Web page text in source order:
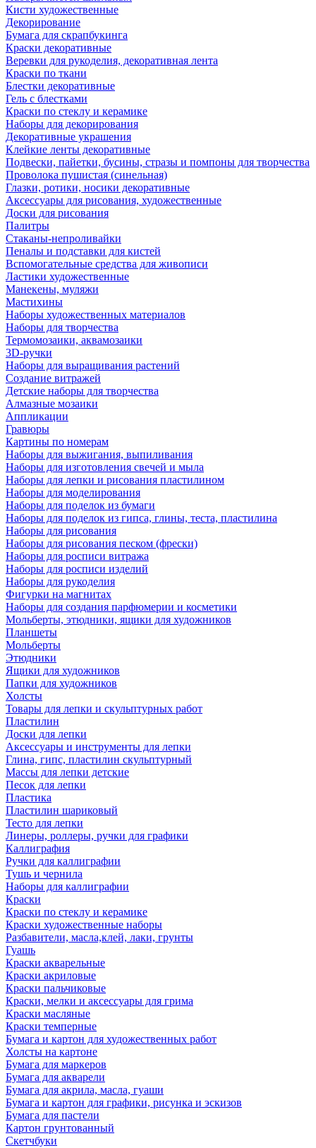
Кисти художественные
Декорирование
Бумага для скрапбукинга
Краски декоративные
Веревки для рукоделия, декоративная лента
Краски по ткани
Блестки декоративные
Гель с блестками
Краски по стеклу и керамике
Наборы для декорирования
Декоративные украшения
Клейкие ленты декоративные
Подвески, пайетки, бусины, стразы и помпоны для творчества
Проволока пушистая (синельная)
Глазки, ротики, носики декоративные
Аксессуары для рисования, художественные
Доски для рисования
Палитры
Стаканы-непроливайки
Пеналы и подставки для кистей
Вспомогательные средства для живописи
Ластики художественные
Манекены, муляжи
Мастихины
Наборы художественных материалов
Наборы для творчества
Термомозаики, аквамозаики
3D-ручки
Наборы для выращивания растений
Создание витражей
Детские наборы для творчества
Алмазные мозаики
Аппликации
Гравюры
Картины по номерам
Наборы для выжигания, выпиливания
Наборы для изготовления свечей и мыла
Наборы для лепки и рисования пластилином
Наборы для моделирования
Наборы для поделок из бумаги
Наборы для поделок из гипса, глины, теста, пластилина
Наборы для рисования
Наборы для рисования песком (фрески)
Наборы для росписи витража
Наборы для росписи изделий
Наборы для рукоделия
Фигурки на магнитах
Наборы для создания парфюмерии и косметики
Мольберты, этюдники, ящики для художников
Планшеты
Мольберты
Этюдники
Ящики для художников
Папки для художников
Холсты
Товары для лепки и скульптурных работ
Пластилин
Доски для лепки
Аксессуары и инструменты для лепки
Глина, гипс, пластилин скульптурный
Массы для лепки детские
Песок для лепки
Пластика
Пластилин шариковый
Тесто для лепки
Линеры, роллеры, ручки для графики
Каллиграфия
Ручки для каллиграфии
Тушь и чернила
Наборы для каллиграфии
Краски
Краски по стеклу и керамике
Краски художественные наборы
Разбавители, масла,клей, лаки, грунты
Гуашь
Краски акварельные
Краски акриловые
Краски пальчиковые
Краски, мелки и аксессуары для грима
Краски масляные
Краски темперные
Бумага и картон для художественных работ
Холсты на картоне
Бумага для маркеров
Бумага для акварели
Бумага для акрила, масла, гуаши
Бумага и картон для графики, рисунка и эскизов
Бумага для пастели
Картон грунтованный
Скетчбуки